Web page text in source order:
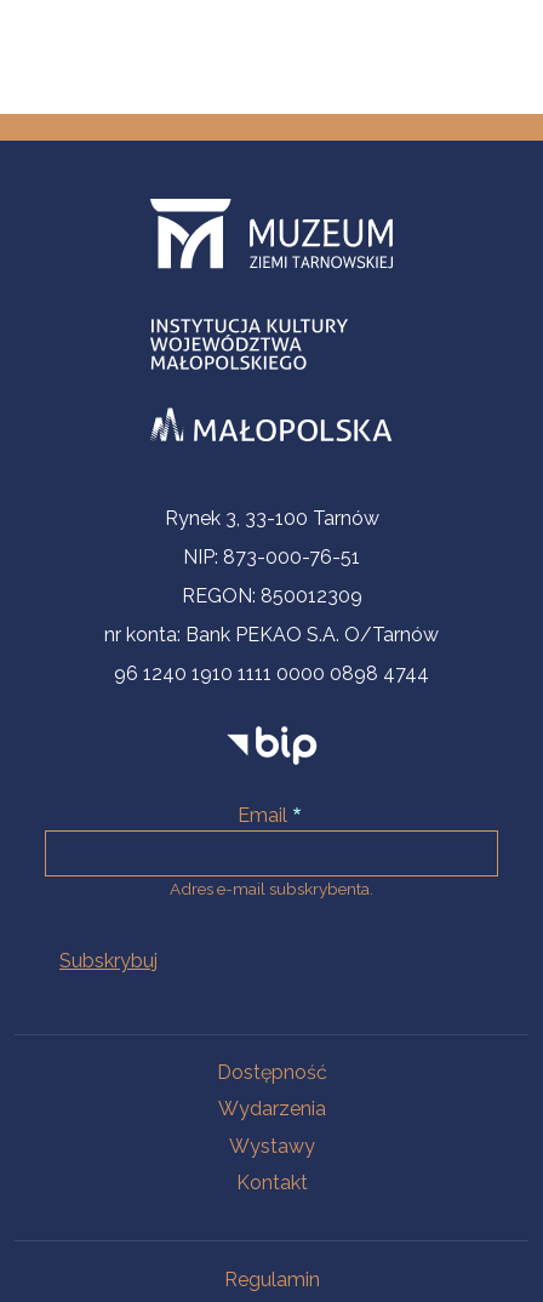
Informacje kontaktoweRynek 3, 33-100 Tarnów
NIP: 873-000-76-51
REGON: 850012309
nr konta: Bank PEKAO S.A. O/Tarnów
96 1240 1910 1111 0000 0898 4744
Email
Adres e-mail subskrybenta.
Dostępność
Wydarzenia
Wystawy
Kontakt
Regulamin